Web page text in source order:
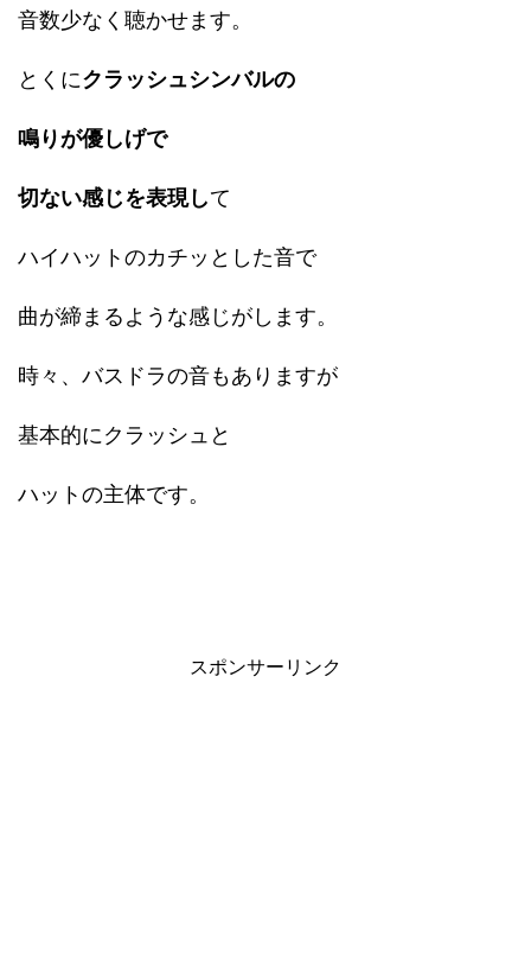
音数少なく聴かせます。
とくにクラッシュシンバルの
鳴りが優しげで
切ない感じを表現して
ハイハットのカチッとした音で
曲が締まるような感じがします。
時々、バスドラの音もありますが
基本的にクラッシュと
ハットの主体です。
スポンサーリンク